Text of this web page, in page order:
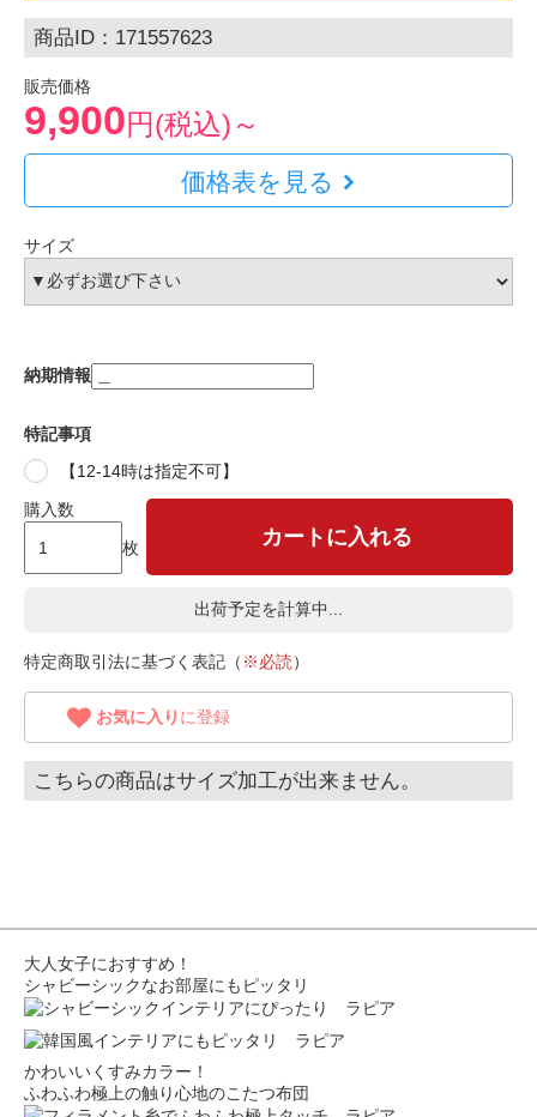
商品ID：171557623
販売価格
9,900円(税込)～
価格表を見る
サイズ
納期情報
特記事項
【12-14時は指定不可】
購入数
枚
カートに入れる
出荷予定を計算中...
特定商取引法に基づく表記（ ※必読）
お気に入り に登録
こちらの商品はサイズ加工が出来ません。
大人女子におすすめ！
シャビーシックなお部屋にもピッタリ
かわいいくすみカラー！
ふわふわ極上の触り心地のこたつ布団